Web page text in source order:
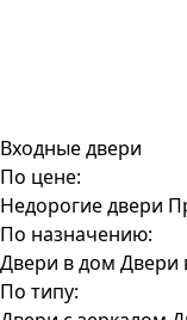
Входные двери
По цене:
Недорогие двери
По назначению:
Двери в дом Двери
По типу: